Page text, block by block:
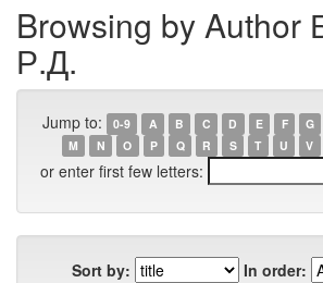
Browsing by Author
Р.Д.
Jump to: 0-9 A B C D E F G
M
N O P Q R S T U V
or enter first few letters:
Sort by:
In order: